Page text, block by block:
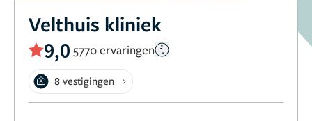
Velthuis kliniek
9,0 5770 ervaringen
8 vestigingen